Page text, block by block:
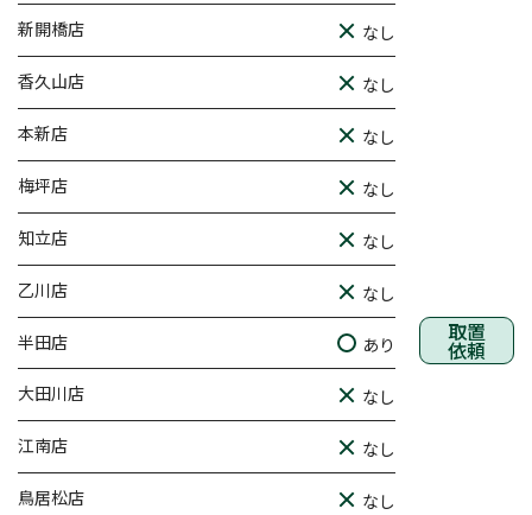
新開橋店 なし
香久山店 なし
本新店 なし
梅坪店 なし
知立店 なし
乙川店 なし
半田店 あり 取置
依頼
大田川店 なし
江南店 なし
鳥居松店 なし